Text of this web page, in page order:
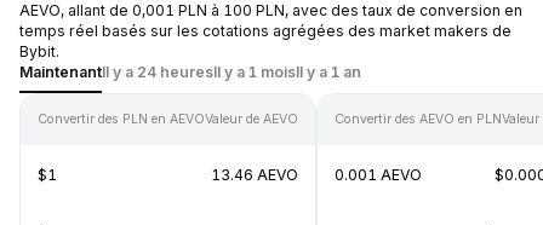
AEVO, allant de 0,001 PLN à 100 PLN, avec des taux de conversion en
temps réel basés sur les cotations agrégées des market makers de
Bybit.
MaintenantIl y a 24 heuresIl y a 1 moisIl y a 1 an
Convertir des PLN en AEVOValeur de AEVO
$1 13.46 AEVO
Convertir des AEVO en PLNValeur
0.001 AEVO